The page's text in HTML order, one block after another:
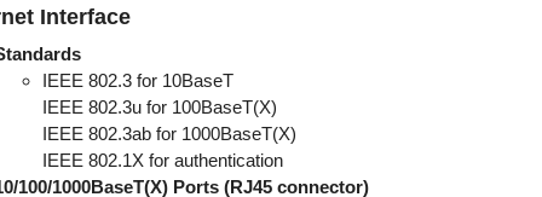
Interface
IEEE 802.3 for 10BaseT
IEEE 802.3u for 100BaseT(X)
IEEE 802.3ab for 1000BaseT(X)
IEEE 802.1X for authentication
100/1000BaseT(X) Ports (RJ45 connector)